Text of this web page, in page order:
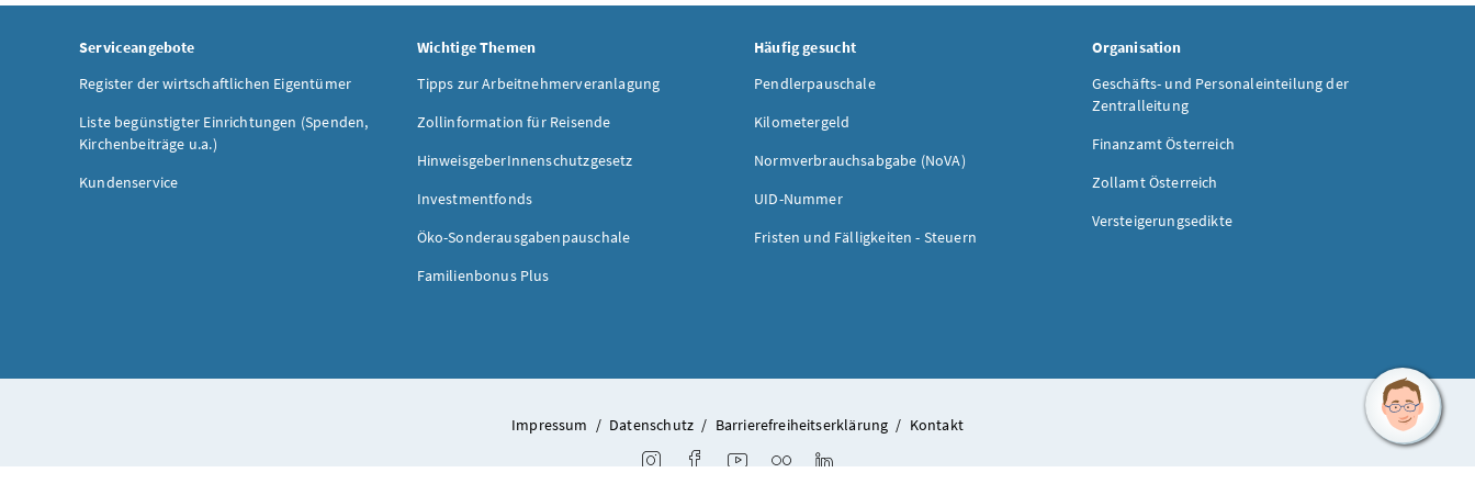
Serviceangebote
Register der wirtschaftlichen Eigentümer
Liste begünstigter Einrichtungen (Spenden,
Kirchenbeiträge u.a.)
Kundenservice
Wichtige Themen
Tipps zur Arbeitnehmerveranlagung
Zollinformation für Reisende
HinweisgeberInnenschutzgesetz
Investmentfonds
Öko-Sonderausgabenpauschale
Familienbonus Plus
Häufig gesucht
Pendlerpauschale
Kilometergeld
Normverbrauchsabgabe (NoVA)
UID-Nummer
Fristen und Fälligkeiten - Steuern
Organisation
Geschäfts- und Personaleinteilung der
Zentralleitung
Finanzamt Österreich
Zollamt Österreich
Versteigerungsedikte
Impressum / Datenschutz / Barrierefreiheitserklärung / Kontakt
InstagramFacebookYoutubeFlickr